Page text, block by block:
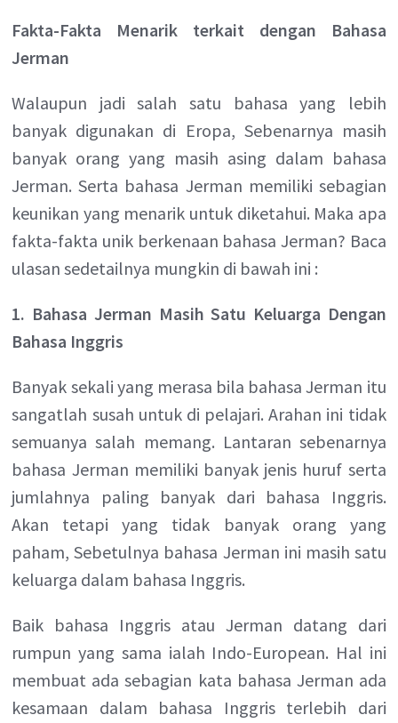
Fakta-Fakta Menarik terkait dengan Bahasa
Jerman
Walaupun jadi salah satu bahasa yang lebih
banyak digunakan di Eropa, Sebenarnya masih
banyak orang yang masih asing dalam bahasa
Jerman. Serta bahasa Jerman memiliki sebagian
keunikan yang menarik untuk diketahui. Maka apa
fakta-fakta unik berkenaan bahasa Jerman? Baca
ulasan sedetailnya mungkin di bawah ini :
1. Bahasa Jerman Masih Satu Keluarga Dengan
Bahasa Inggris
Banyak sekali yang merasa bila bahasa Jerman itu
sangatlah susah untuk di pelajari. Arahan ini tidak
semuanya salah memang. Lantaran sebenarnya
bahasa Jerman memiliki banyak jenis huruf serta
jumlahnya paling banyak dari bahasa Inggris.
Akan tetapi yang tidak banyak orang yang
paham, Sebetulnya bahasa Jerman ini masih satu
keluarga dalam bahasa Inggris.
Baik bahasa Inggris atau Jerman datang dari
rumpun yang sama ialah Indo-European. Hal ini
membuat ada sebagian kata bahasa Jerman ada
kesamaan dalam bahasa Inggris terlebih dari